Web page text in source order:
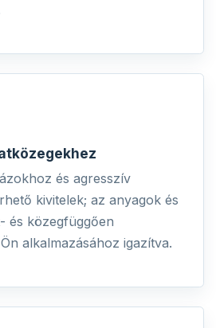
és agresszív
kivitelek; az anyagok és
és közegfüggően
alkalmazásához igazítva.